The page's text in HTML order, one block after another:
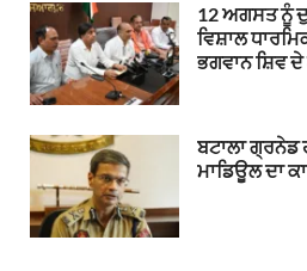
12 ਅਗਸਤ ਨੂੰ
ਵਿਸ਼ਾਲ
ਭਗਵਾਨ ਸ਼ਿਵ ਦੇ
ਬਟਾਲਾ ਗ੍ਰਨੇਡ
ਮਾਡਿਊਲ ਦਾ